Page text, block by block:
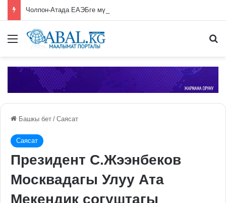
Меню
Башкы бет / Саясат
Саясат
Президент С.Жээнбеков
Москвадагы Улуу Ата
Мекендик согуштагы